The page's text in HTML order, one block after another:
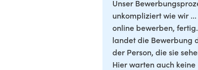
Unser
unkompliziert wie wir
online bewerben,
landet die Bewerbung
der Person, die sie
Hier warten auch keine